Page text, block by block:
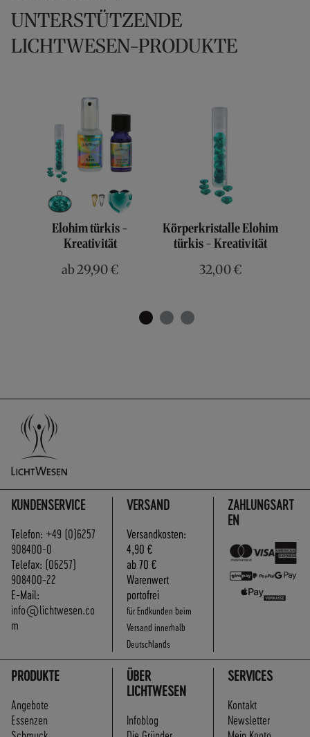
UNTERSTÜTZENDE
LICHTWESEN-PRODUKTE
Elohim türkis -
Kreativität
ab29,90 €
Körperkristalle Elohim
türkis - Kreativität
32,00 €
KUNDENSERVICE
Telefon: +49 (0)6257
908400-0
Telefax: (06257)
908400-22
E-Mail:
info@lichtwesen.co
m
ZAHLUNGSART
EN
VERSAND
Versandkosten:
4,90 €
ab 70 €
Warenwert
portofrei
für Endkunden beim
Versand innerhalb
Deutschlands
PRODUKTE
Angebote
Essenzen
ÜBER
LICHTWESEN
Infoblog
SERVICES
Kontakt
Newsletter